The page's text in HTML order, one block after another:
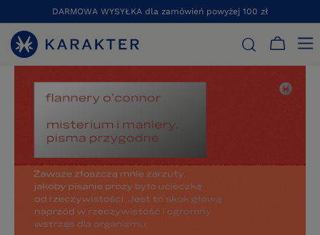
DARMOWA WYSYŁKA dla zamówień powyżej 100 zł
STRONA GŁÓWNA KSIĄŻKI MISTERIUM I MANIERY.